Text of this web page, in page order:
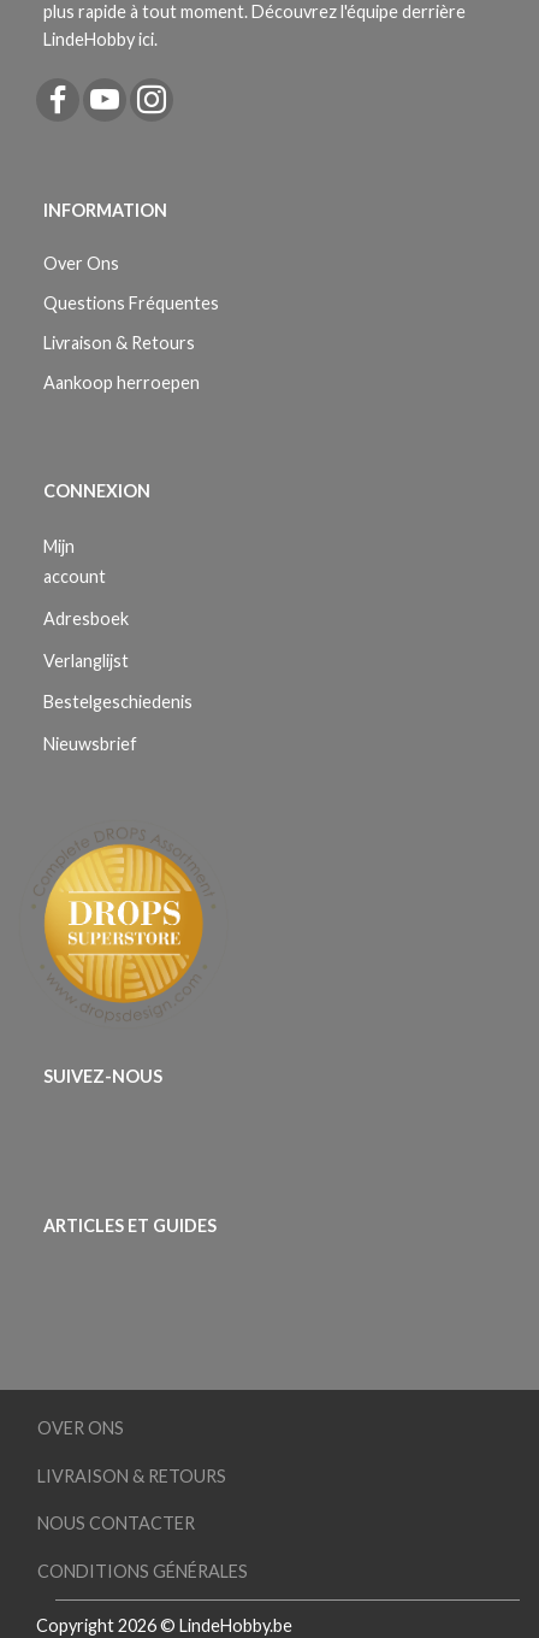
plus rapide à tout moment. Découvrez l'équipe derrière
LindeHobby ici.
INFORMATION
Over Ons
Questions Fréquentes
Livraison & Retours
Aankoop herroepen
CONNEXION
Mijn
account
Adresboek
Verlanglijst
Bestelgeschiedenis
Nieuwsbrief
SUIVEZ-NOUS
ARTICLES ET GUIDES
OVER ONS
LIVRAISON & RETOURS
NOUS CONTACTER
CONDITIONS GÉNÉRALES
Copyright 2026 © LindeHobby.be